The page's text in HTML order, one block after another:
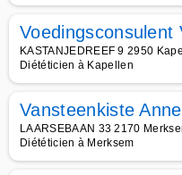
Voedingsconsulent
KASTANJEDREEF 9 2950
Diététicien à Kapellen
Vansteenkiste Anne
LAARSEBAAN 33 2170
Diététicien à Merksem